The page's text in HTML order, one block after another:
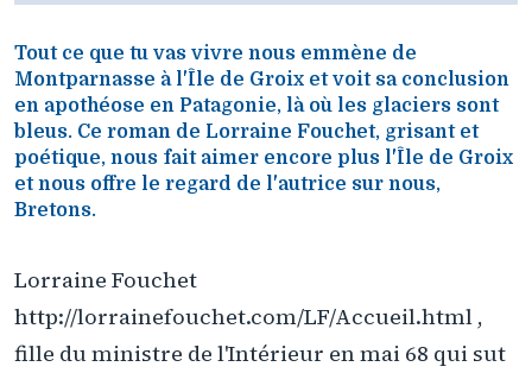
Tout ce que tu vas vivre nous emmène de
Montparnasse à l'Île de Groix et voit sa conclusion
en apothéose en Patagonie, là où les glaciers sont
bleus. Ce roman de Lorraine Fouchet, grisant et
poétique, nous fait aimer encore plus l'Île de Groix
et nous offre le regard de l'autrice sur nous,
Bretons.
Lorraine Fouchet
http://lorrainefouchet.com/LF/Accueil.html ,
fille du ministre de l'Intérieur en mai 68 qui sut